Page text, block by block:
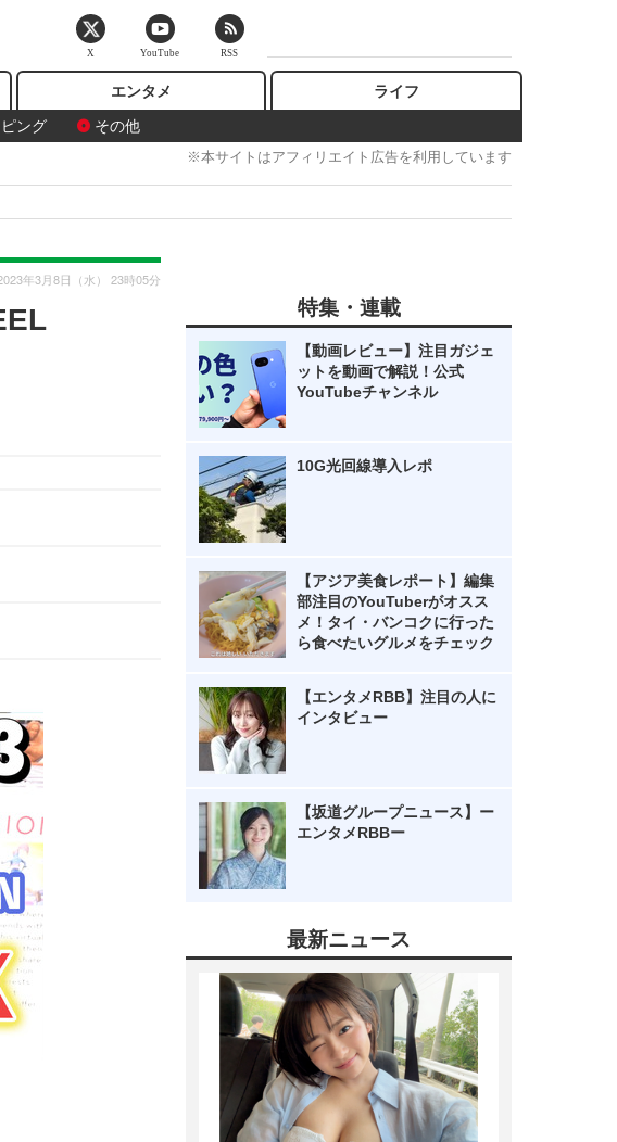
ング その他
エンタメ ライフ
※本サイトはアフィリエイト広告を利用しています
年3月8日（水） 23時05分
特集・連載
【動画レビュー】注目ガジェ
ットを動画で解説！公式
YouTubeチャンネル
10G光回線導入レポ
【アジア美食レポート】編集
部注目のYouTuberがオスス
メ！タイ・バンコクに行った
ら食べたいグルメをチェック
【エンタメRBB】注目の人に
インタビュー
【坂道グループニュース】ー
エンタメRBBー
最新ニュース
X YouTube RSS